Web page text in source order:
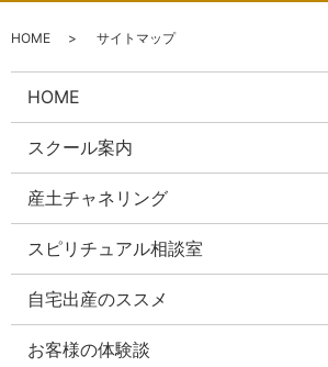
HOME サイトマップ
HOME
スクール案内
産土チャネリング
スピリチュアル相談室
自宅出産のススメ
お客様の体験談